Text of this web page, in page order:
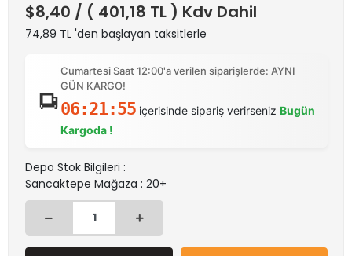
$8,40 / ( 401,18 TL ) Kdv Dahil
74,89 TL 'den başlayan taksitlerle
Cumartesi Saat 12:00'a verilen siparişlerde: AYNI
GÜN KARGO!
06:21:55içerisinde sipariş verirseniz Bugün
Kargoda !
Depo Stok Bilgileri :
Sancaktepe Mağaza : 20+